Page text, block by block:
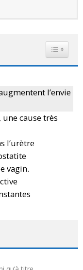
l’envie
cause très
l’urètre
vagin.